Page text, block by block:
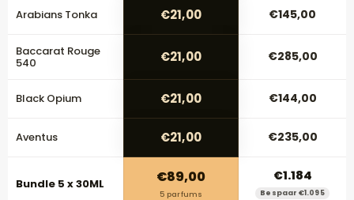
Arabians Tonka €21,00 €145,00
Baccarat Rouge
540 €21,00 €285,00
Black Opium €21,00 €144,00
Aventus €21,00 €235,00
Bundle 5 x 30ML €89,00
5 parfums
€1.184
Bespaar €1.095